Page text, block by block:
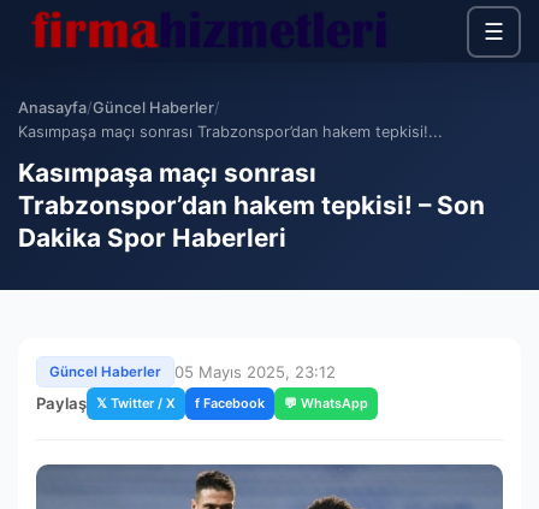
☰
Anasayfa/Güncel Haberler/
Kasımpaşa maçı sonrası Trabzonspor’dan hakem tepkisi!...
Kasımpaşa maçı sonrası
Trabzonspor’dan hakem tepkisi! – Son
Dakika Spor Haberleri
Güncel Haberler
05 Mayıs 2025, 23:12
Paylaş 𝕏 Twitter / X f Facebook 💬 WhatsApp